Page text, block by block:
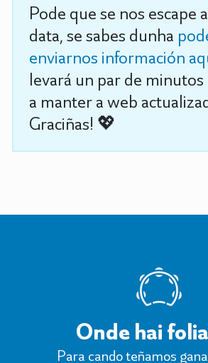
Pode que se nos escape
data, se sabes dunha
enviarnos información
levará un par de minutos
a manter a web
Graciñas! 💖
Onde hai
Para cando teñamos